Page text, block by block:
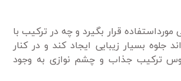
مورداستفاده قرار بگیرد و چه در ترکیب با
جلوه بسیار زیبایی ایجاد کند و در کنار
ترکیب جذاب و چشم نوازی به وجود